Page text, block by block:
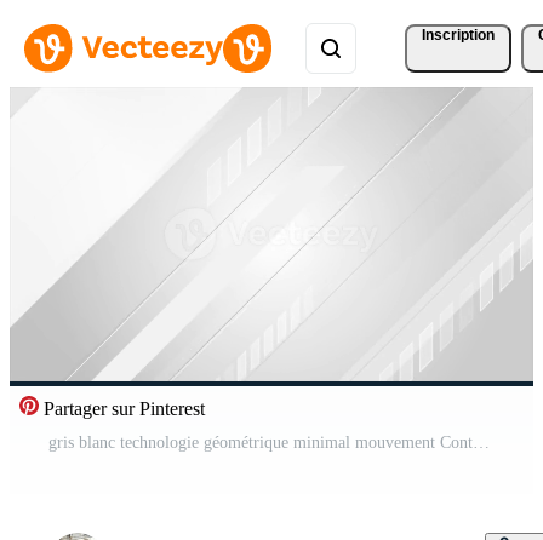
Inscription
Partager sur Pinterest
gris blanc technologie géométrique minimal mouvement Contexte Vidéo Gratuite